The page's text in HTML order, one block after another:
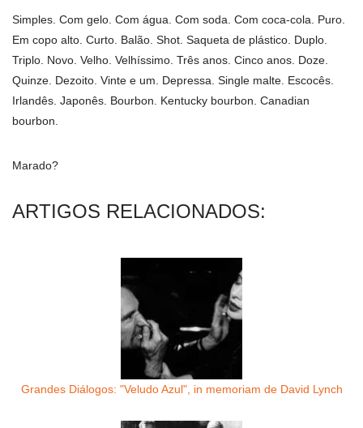
Simples. Com gelo. Com água. Com soda. Com coca-cola. Puro.
Em copo alto. Curto. Balão. Shot. Saqueta de plástico. Duplo.
Triplo. Novo. Velho. Velhí­ssimo. Três anos. Cinco anos. Doze.
Quinze. Dezoito. Vinte e um. Depressa. Single malte. Escocês.
Irlandês. Japonês. Bourbon. Kentucky bourbon. Canadian
bourbon.
Marado?
ARTIGOS RELACIONADOS:
Grandes Diálogos: "Veludo Azul", in memoriam de David Lynch